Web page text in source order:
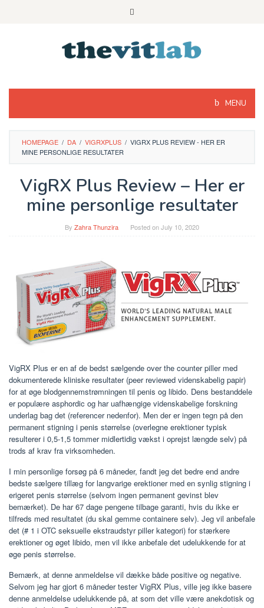
MENU
HOMEPAGE / DA / VIGRXPLUS / VIGRX PLUS REVIEW - HER ER
MINE PERSONLIGE RESULTATER
VigRX Plus Review – Her er
mine personlige resultater
By Zahra Thunzira Posted onJuly 10, 2020
VigRX Plus er en af ​​de bedst sælgende over the counter piller med
dokumenterede kliniske resultater (peer reviewed videnskabelig papir)
for at øge blodgennemstrømningen til penis og libido. Dens bestanddele
er populære asphordic og har uafhængige videnskabelige forskning
underlag bag det (referencer nedenfor). Men der er ingen tegn på den
permanent stigning i penis størrelse (overlegne erektioner typisk
resulterer i 0,5-1,5 tommer midlertidig vækst i oprejst længde selv) på
trods af krav fra virksomheden.
I min personlige forsøg på 6 måneder, fandt jeg det bedre end andre
bedste sælgere tillæg for langvarige erektioner med en synlig stigning i
erigeret penis størrelse (selvom ingen permanent gevinst blev
bemærket). De har 67 dage pengene tilbage garanti, hvis du ikke er
tilfreds med resultatet (du skal gemme containere selv). Jeg vil anbefale
det (# 1 i OTC seksuelle ekstraudstyr piller kategori) for stærkere
erektioner og øget libido, men vil ikke anbefale det udelukkende for at
øge penis størrelse.
Bemærk, at denne anmeldelse vil dække både positive og negative.
Selvom jeg har gjort 6 måneder tester VigRX Plus, ville jeg ikke basere
denne anmeldelse udelukkende på, at som det ville være anekdotisk og